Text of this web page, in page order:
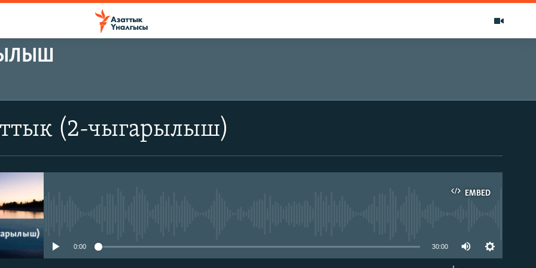
(2-чыгарылыш)
EMBED
0:00 30:00